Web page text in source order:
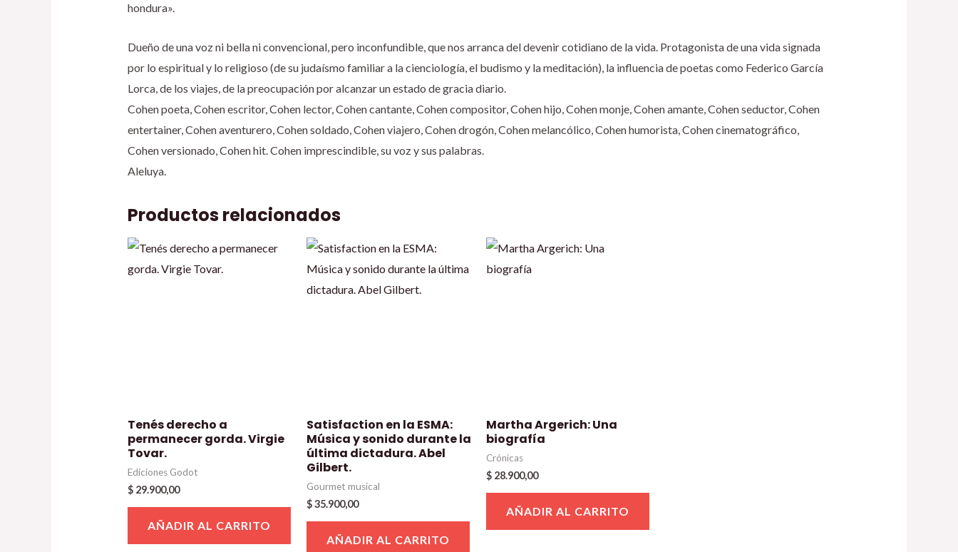
hondura».
Dueño de una voz ni bella ni convencional, pero inconfundible, que nos arranca del devenir cotidiano de la vida. Protagonista de una vida signada
por lo espiritual y lo religioso (de su judaísmo familiar a la cienciología, el budismo y la meditación), la influencia de poetas como Federico García
Lorca, de los viajes, de la preocupación por alcanzar un estado de gracia diario.
Cohen poeta, Cohen escritor, Cohen lector, Cohen cantante, Cohen compositor, Cohen hijo, Cohen monje, Cohen amante, Cohen seductor, Cohen
entertainer, Cohen aventurero, Cohen soldado, Cohen viajero, Cohen drogón, Cohen melancólico, Cohen humorista, Cohen cinematográfico,
Cohen versionado, Cohen hit. Cohen imprescindible, su voz y sus palabras.
Aleluya.
Productos relacionados
Tenés derecho a
permanecer gorda. Virgie
Tovar.
Ediciones Godot
$29.900,00
AÑADIR AL CARRITO
Satisfaction en la ESMA:
Música y sonido durante la
última dictadura. Abel
Gilbert.
Gourmet musical
$35.900,00
AÑADIR AL CARRITO
Martha Argerich: Una
biografía
Crónicas
$ 28.900,00
AÑADIR AL CARRITO